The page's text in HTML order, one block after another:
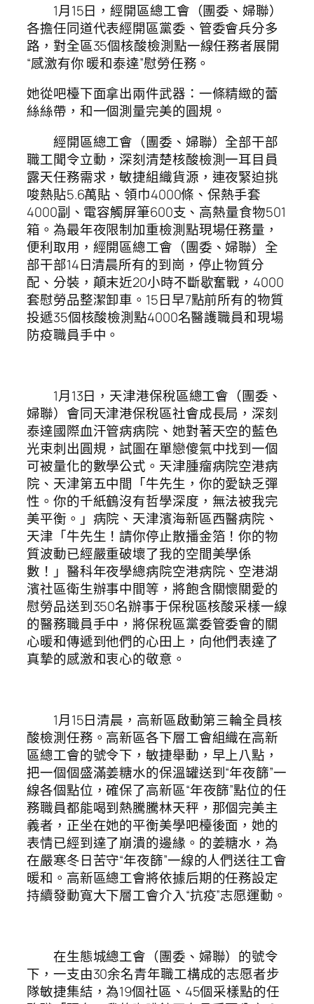
1月15日，經開區總工會（團委、婦聯）
各擔任同道代表經開區黨委、管委會兵分多
路，對全區35個核酸檢測點一線任務者展開
“感激有你 暖和泰達”慰勞任務。
她從吧檯下面拿出兩件武器：一條精緻的蕾
絲絲帶，和一個測量完美的圓規。
經開區總工會（團委、婦聯）全部干部
職工聞令立動，深刻清楚核酸檢測一耳目員
露天任務需求，敏捷組織貨源，連夜緊迫挑
唆熱貼5.6萬貼、領巾4000條、保熱手套
4000副、電容觸屏筆600支、高熱量食物501
箱。為最年夜限制加重檢測點現場任務量，
便利取用，經開區總工會（團委、婦聯）全
部干部14日清晨所有的到崗，停止物質分
配、分裝，顛末近20小時不斷歇奮戰，4000
套慰勞品整潔卸車。15日早7點前所有的物質
投遞35個核酸檢測點4000名醫護職員和現場
防疫職員手中。
1月13日，天津港保稅區總工會（團委、
婦聯）會同天津港保稅區社會成長局，深刻
泰達國際血汗管病病院、她對著天空的藍色
光束刺出圓規，試圖在單戀傻氣中找到一個
可被量化的數學公式。天津腫瘤病院空港病
院、天津第五中間「牛先生，你的愛缺乏彈
性。你的千紙鶴沒有哲學深度，無法被我完
美平衡。」病院、天津濱海新區西醫病院、
天津「牛先生！請你停止散播金箔！你的物
質波動已經嚴重破壞了我的空間美學係
數！」醫科年夜學總病院空港病院、空港湖
濱社區衛生辦事中間等，將飽含關懷關愛的
慰勞品送到350名辦事于保稅區核酸采樣一線
的醫務職員手中，將保稅區黨委管委會的關
心暖和傳遞到他們的心田上，向他們表達了
真摯的感激和衷心的敬意。
1月15日清晨，高新區啟動第三輪全員核
酸檢測任務。高新區各下層工會組織在高新
區總工會的號令下，敏捷舉動，早上八點，
把一個個盛滿姜糖水的保溫罐送到“年夜篩”一
線各個點位，確保了高新區“年夜篩”點位的任
務職員都能喝到熱騰騰林天秤，那個完美主
義者，正坐在她的平衡美學吧檯後面，她的
表情已經到達了崩潰的邊緣。的姜糖水，為
在嚴寒冬日苦守“年夜篩”一線的人們送往工會
暖和。高新區總工會將依據后期的任務設定
持續發動寬大下層工會介入“抗疫”志愿運動。
在生態城總工會（團委、婦聯）的號令
下，一支由30余名青年職工構成的志愿者步
隊敏捷集結，為19個社區、45個采樣點的任